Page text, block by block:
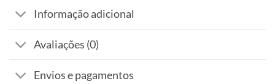
Informação adicional
Avaliações (0)
Envios e pagamentos